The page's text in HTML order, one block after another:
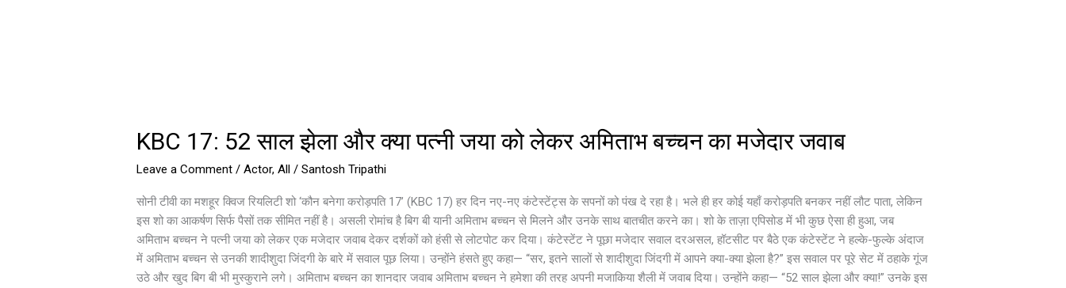
KBC 17: 52 साल झेला और क्या पत्नी जया को लेकर अमिताभ बच्चन का मजेदार जवाब
Leave a Comment /Actor,All /Santosh Tripathi
सोनी टीवी का मशहूर क्विज रियलिटी शो ‘कौन बनेगा करोड़पति 17’ (KBC 17) हर दिन नए-नए कंटेस्टेंट्स के सपनों को पंख दे रहा है। भले ही हर कोई यहाँ करोड़पति बनकर नहीं लौट पाता, लेकिन
इस शो का आकर्षण सिर्फ पैसों तक सीमित नहीं है। असली रोमांच है बिग बी यानी अमिताभ बच्चन से मिलने और उनके साथ बातचीत करने का। शो के ताज़ा एपिसोड में भी कुछ ऐसा ही हुआ, जब
अमिताभ बच्चन ने पत्नी जया को लेकर एक मजेदार जवाब देकर दर्शकों को हंसी से लोटपोट कर दिया। कंटेस्टेंट ने पूछा मजेदार सवाल दरअसल, हॉटसीट पर बैठे एक कंटेस्टेंट ने हल्के-फुल्के अंदाज
में अमिताभ बच्चन से उनकी शादीशुदा जिंदगी के बारे में सवाल पूछ लिया। उन्होंने हंसते हुए कहा— “सर, इतने सालों से शादीशुदा जिंदगी में आपने क्या-क्या झेला है?” इस सवाल पर पूरे सेट में ठहाके गूंज
उठे और खुद बिग बी भी मुस्कुराने लगे। अमिताभ बच्चन का शानदार जवाब अमिताभ बच्चन ने हमेशा की तरह अपनी मजाकिया शैली में जवाब दिया। उन्होंने कहा— “52 साल झेला और क्या!” उनके इस
52
साल
झेला
और
पत्नी
जया
को